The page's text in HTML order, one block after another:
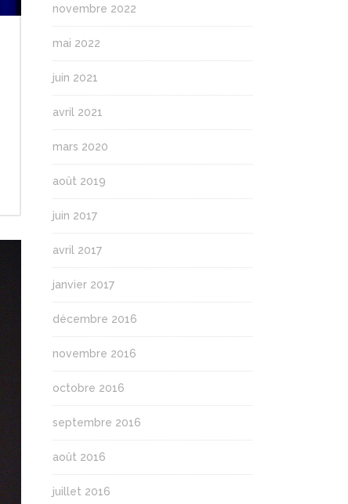
novembre 2022
mai 2022
juin 2021
avril 2021
mars 2020
août 2019
juin 2017
avril 2017
janvier 2017
décembre 2016
novembre 2016
octobre 2016
septembre 2016
août 2016
juillet 2016